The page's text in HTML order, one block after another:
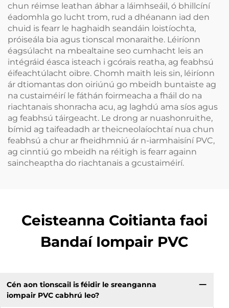
chun réimse leathan ábhar a láimhseáil, ó bhillcíní
éadomhla go lucht trom, rud a dhéanann iad den
chuid is fearr le haghaidh seandáin loistíochta,
próiseála bia agus tionscal monaraithe. Léiríonn
éagsúlacht na mbealtaine seo cumhacht leis an
intégráid éasca isteach i gcórais reatha, ag feabhsú
éifeachtúlacht oibre. Chomh maith leis sin, léiríonn
ár dtiomantas don oiriúnú go mbeidh buntaiste ag
na custaiméirí le fáthán foirmeacha a fháil do na
riachtanais shonracha acu, ag laghdú ama síos agus
ag feabhsú táirgeacht. Le drong ar nuashonruithe,
bímid ag taifeadadh ar theicneolaíochtaí nua chun
feabhsú a chur ar fheidhmniú ár n-iarmhaisíní PVC,
ag cinntiú go mbeidh na réitigh is fearr againn
saincheaptha do riachtanais a gcustaiméirí.
Ceisteanna Coitianta faoi
Bandaí Iompair PVC
Cén aon tionscail is féidir le sreanganna
iompair PVC cabhrú leo?